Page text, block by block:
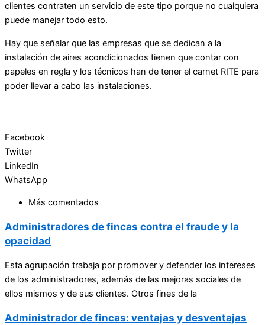
clientes contraten un servicio de este tipo porque no cualquiera
puede manejar todo esto.
Hay que señalar que las empresas que se dedican a la
instalación de aires acondicionados tienen que contar con
papeles en regla y los técnicos han de tener el carnet RITE para
poder llevar a cabo las instalaciones.
Facebook
Twitter
LinkedIn
WhatsApp
Más comentados
Administradores de fincas contra el fraude y la
opacidad
Esta agrupación trabaja por promover y defender los intereses
de los administradores, además de las mejoras sociales de
ellos mismos y de sus clientes. Otros fines de la
Administrador de fincas: ventajas y desventajas